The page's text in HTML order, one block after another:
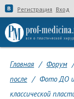
Регистрация Вход
Главная / Форум /
после / Фото ДО
классической